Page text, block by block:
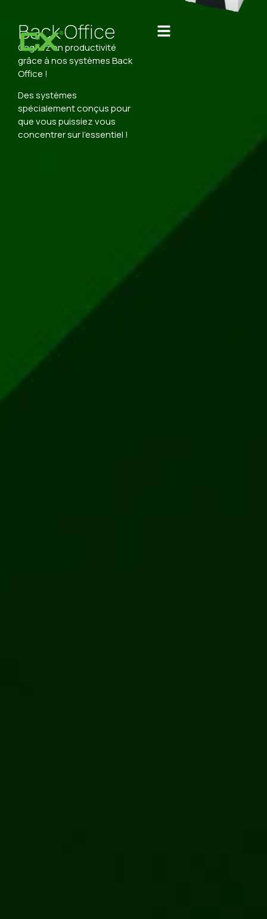
Back Office
Gagnez en productivité
grâce à nos systèmes Back
Office !
Des systèmes
spécialement conçus pour
que vous puissiez vous
concentrer sur l’essentiel !